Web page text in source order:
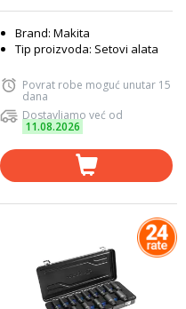
Brand: Makita
Tip proizvoda: Setovi alata
Povrat robe moguć unutar 15
dana
Dostavljamo već od
11.08.2026